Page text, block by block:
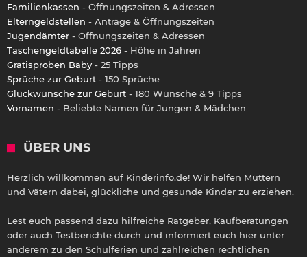
Familienkassen - Öffnungszeiten & Adressen
Elterngeldstellen - Anträge & Öffnungszeiten
Jugendämter - Öffnungszeiten & Adressen
Taschengeldtabelle 2026 - Höhe in Jahren
Gratisproben Baby - 25 Tipps
Sprüche zur Geburt - 150 Sprüche
Glückwünsche zur Geburt - 180 Wünsche & 9 Tipps
Vornamen - Beliebte Namen für Jungen & Mädchen
ÜBER UNS
Herzlich willkommen auf Kinderinfo.de! Wir helfen Müttern
und Vätern dabei, glückliche und gesunde Kinder zu erziehen.
Lest euch passend dazu hilfreiche Ratgeber, Kaufberatungen
oder auch Testberichte durch und informiert euch hier unter
anderem zu den Schulferien und zahlreichen rechtlichen